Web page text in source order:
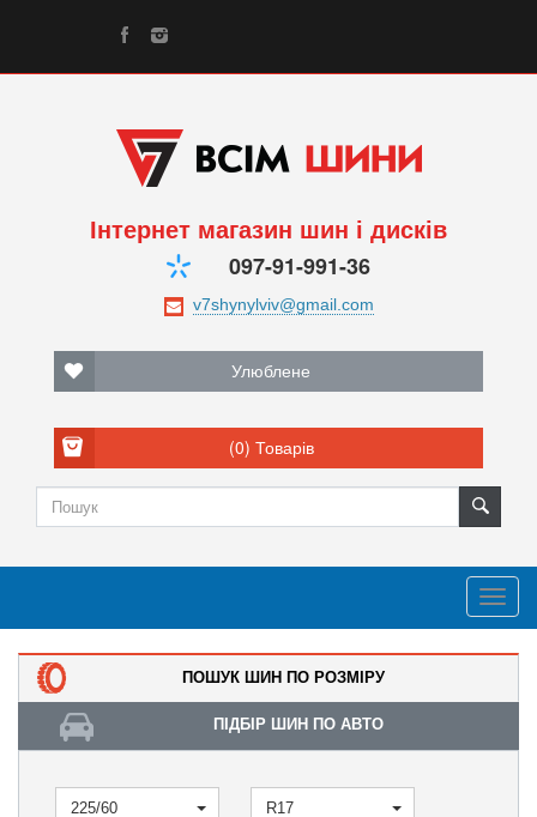
Інтернет магазин шин і дисків
097-91-991-36
Улюблене
(0) Товарів
ПОШУК ШИН ПО РОЗМІРУ
ПІДБІР ШИН ПО АВТО
225/60 R17